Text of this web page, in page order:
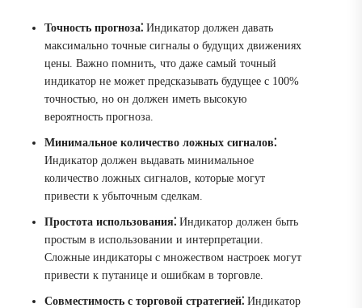
Точность прогноза⁚ Индикатор должен давать
максимально точные сигналы о будущих движениях
цены. Важно помнить, что даже самый точный
индикатор не может предсказывать будущее с 100%
точностью, но он должен иметь высокую
вероятность прогноза.
Минимальное количество ложных сигналов⁚
Индикатор должен выдавать минимальное
количество ложных сигналов, которые могут
привести к убыточным сделкам.
Простота использования⁚ Индикатор должен быть
простым в использовании и интерпретации.
Сложные индикаторы с множеством настроек могут
привести к путанице и ошибкам в торговле.
Совместимость с торговой стратегией⁚ Индикатор